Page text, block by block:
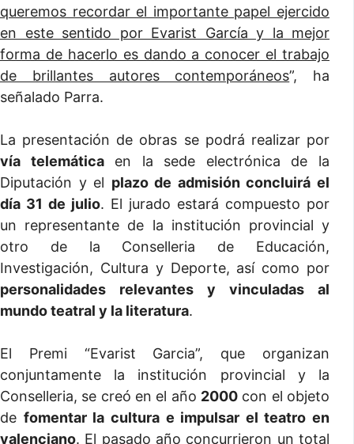
queremos recordar el importante papel ejercido
en este sentido por Evarist García y la mejor
forma de hacerlo es dando a conocer el trabajo
de brillantes autores contemporáneos”, ha
señalado Parra.
La presentación de obras se podrá realizar por
vía telemáticaen la sede electrónica de la
Diputación y el plazo de admisión concluirá el
día 31 de julio. El jurado estará compuesto por
un representante de la institución provincial y
otro de la Conselleria de Educación,
Investigación, Cultura y Deporte, así como por
personalidades relevantes y vinculadas al
mundo teatral y la literatura.
El Premi “Evarist Garcia”, que organizan
conjuntamente la institución provincial y la
Conselleria, se creó en el año 2000 con el objeto
de fomentar la cultura e impulsar el teatro en
valenciano. El pasado año concurrieron un total